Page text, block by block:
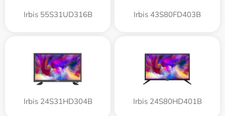
Irbis 55S31UD316B Irbis 43S80FD403B
Irbis 24S31HD304B Irbis 24S80HD401B